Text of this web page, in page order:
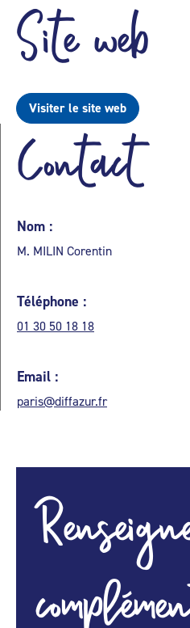
Site web
Visiter le site web
Contact
Nom :
M. MILIN Corentin
Téléphone :
01 30 50 18 18
Email :
paris@diffazur.fr